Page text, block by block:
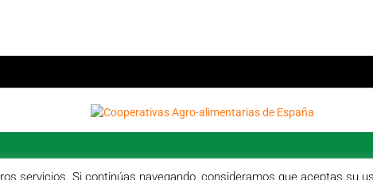
servicios. Si continúas navegando, consideramos que aceptas su